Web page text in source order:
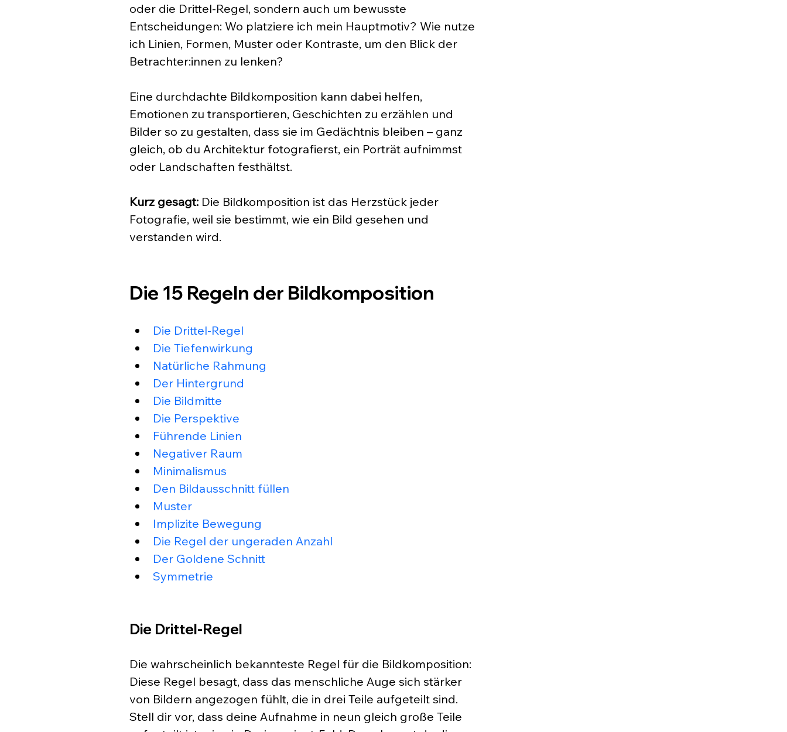
oder die Drittel-Regel, sondern auch um bewusste
Entscheidungen: Wo platziere ich mein Hauptmotiv? Wie nutze
ich Linien, Formen, Muster oder Kontraste, um den Blick der
Betrachter:innen zu lenken?
Eine durchdachte Bildkomposition kann dabei helfen,
Emotionen zu transportieren, Geschichten zu erzählen und
Bilder so zu gestalten, dass sie im Gedächtnis bleiben – ganz
gleich, ob du Architektur fotografierst, ein Porträt aufnimmst
oder Landschaften festhältst.
Kurz gesagt: Die Bildkomposition ist das Herzstück jeder
Fotografie, weil sie bestimmt, wie ein Bild gesehen und
verstanden wird.
Die 15 Regeln der Bildkomposition
Die Drittel-Regel
Die Tiefenwirkung
Natürliche Rahmung
Der Hintergrund
Die Bildmitte
Die Perspektive
Führende Linien
Negativer Raum
Minimalismus
Den Bildausschnitt füllen
Muster
Implizite Bewegung
Die Regel der ungeraden Anzahl
Der Goldene Schnitt
Symmetrie
Die Drittel-Regel
Die wahrscheinlich bekannteste Regel für die Bildkomposition:
Diese Regel besagt, dass das menschliche Auge sich stärker
von Bildern angezogen fühlt, die in drei Teile aufgeteilt sind.
Stell dir vor, dass deine Aufnahme in neun gleich große Teile